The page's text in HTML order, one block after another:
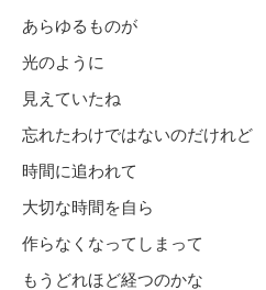
あらゆるものが
光のように
見えていたね
忘れたわけではないのだけれど
時間に追われて
大切な時間を自ら
作らなくなってしまって
もうどれほど経つのかな